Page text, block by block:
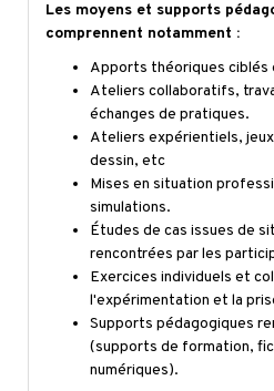
Les moyens et supports
comprennent notamment :
Apports théoriques ciblés
Ateliers collaboratifs,
échanges de pratiques.
Ateliers expérientiels,
dessin, etc
Mises en situation
simulations.
Études de cas issues de
rencontrées par les
Exercices individuels et
l'expérimentation et la
Supports pédagogiques
(supports de formation,
numériques).